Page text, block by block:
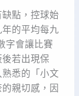
點，控球始
的平均每九
字會讓比賽
若出現保
悉的「小文
親切感，因